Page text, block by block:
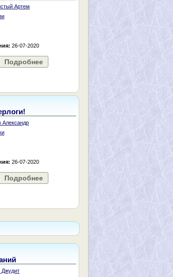
Артем
26-07-2020
Подробнее
Александр
26-07-2020
Подробнее
Джудит